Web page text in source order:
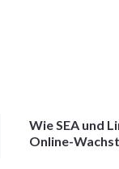
Wie SEA und
Online-